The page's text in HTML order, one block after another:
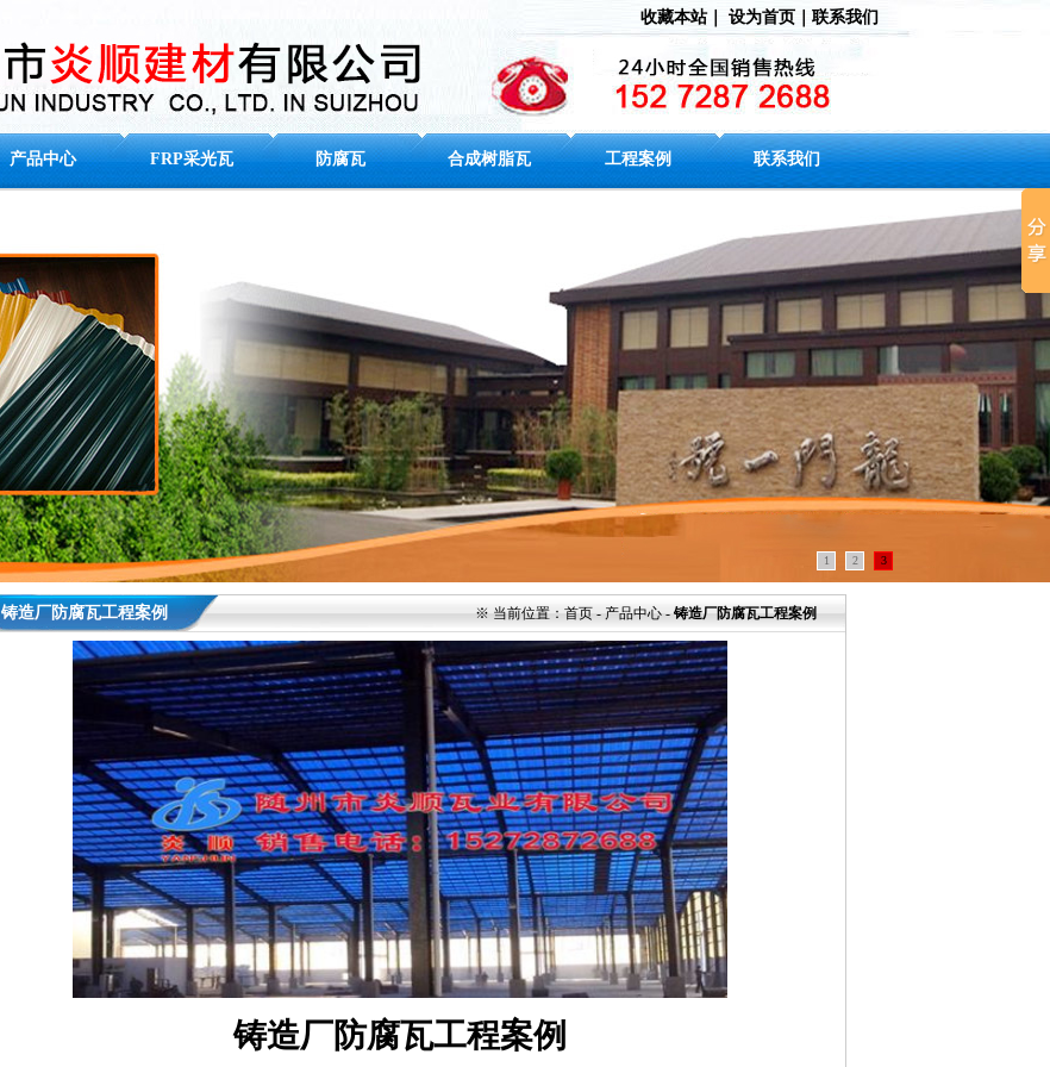
收藏本站｜ 设为首页 联系我们
产品中心 FRP采光瓦 防腐瓦 合成树脂瓦 工程案例 联系我们
1 2 3
铸造厂防腐瓦工程案例 ※ 当前位置：首页 - 产品中心 - 铸造厂防腐瓦工程案例
铸造厂防腐瓦工程案例